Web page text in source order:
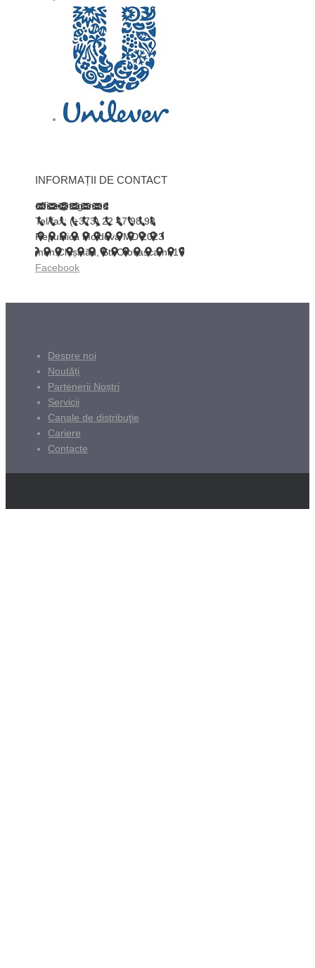
INFORMAȚII DE CONTACT
office@trigor.md
Tel/fax: (+373) 22 47 98 98
Republica Moldova MD 2023
mun.Chișinău, Str.Otovasca nr.17
Facebook
Despre noi
Noutăți
Partenerii Noștri
Servicii
Canale de distribuţie
Cariere
Contacte